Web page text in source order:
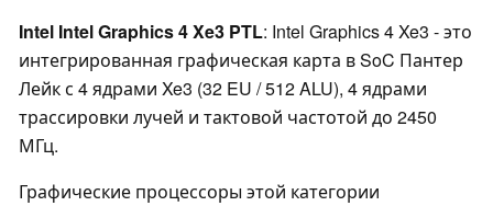
Intel Intel Graphics 4 Xe3 PTL: Intel Graphics 4 Xe3 - это
интегрированная графическая карта в SoC Пантер
Лейк с 4 ядрами Xe3 (32 EU / 512 ALU), 4 ядрами
трассировки лучей и тактовой частотой до 2450
МГц.
Графические процессоры этой категории